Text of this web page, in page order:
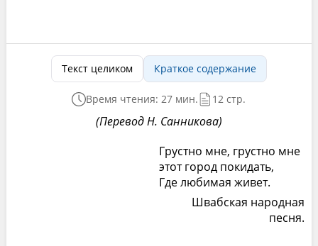
Текст целиком Краткое содержание
Время чтения: 27 мин. 12 стр.
(Перевод Н. Санникова)
Грустно мне, грустно мне
этот город покидать,
Где любимая живет.
Швабская народная
песня.